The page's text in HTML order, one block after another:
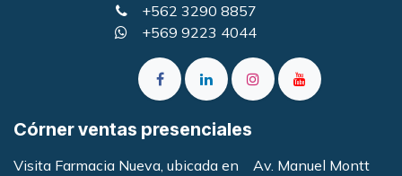
+562 3290 8857
+569 9223 4044
Córner ventas presenciales
Visita Farmacia Nueva, ubicada en Av. Manuel Montt